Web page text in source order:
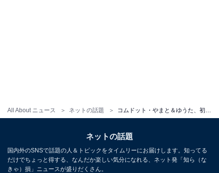
All About ニュース ネットの話題
ネットの話題
国内外のSNSで話題の人＆トピックをタイムリーにお届けします。知ってる
だけでちょっと得する、なんだか楽しい気分になれる、ネット発「知ら（な
きゃ）損」ニュースが盛りだくさん。